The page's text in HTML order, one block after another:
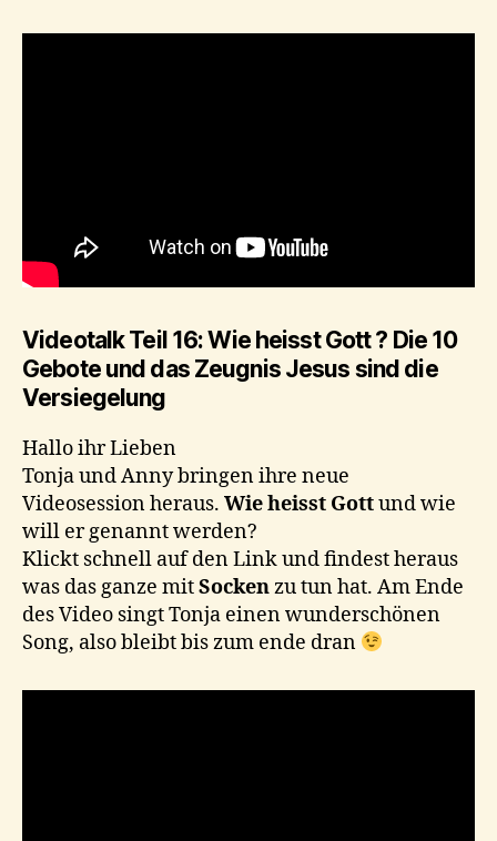
Videotalk Teil 16: Wie heisst Gott ? Die 10
Gebote und das Zeugnis Jesus sind die
Versiegelung
Hallo ihr Lieben
Tonja und Anny bringen ihre neue
Videosession heraus. Wie heisst Gottund wie
will er genannt werden?
Klickt schnell auf den Link und findest heraus
was das ganze mitSockenzu tun hat. Am Ende
des Video singt Tonja einen wunderschönen
Song, also bleibt bis zum ende dran